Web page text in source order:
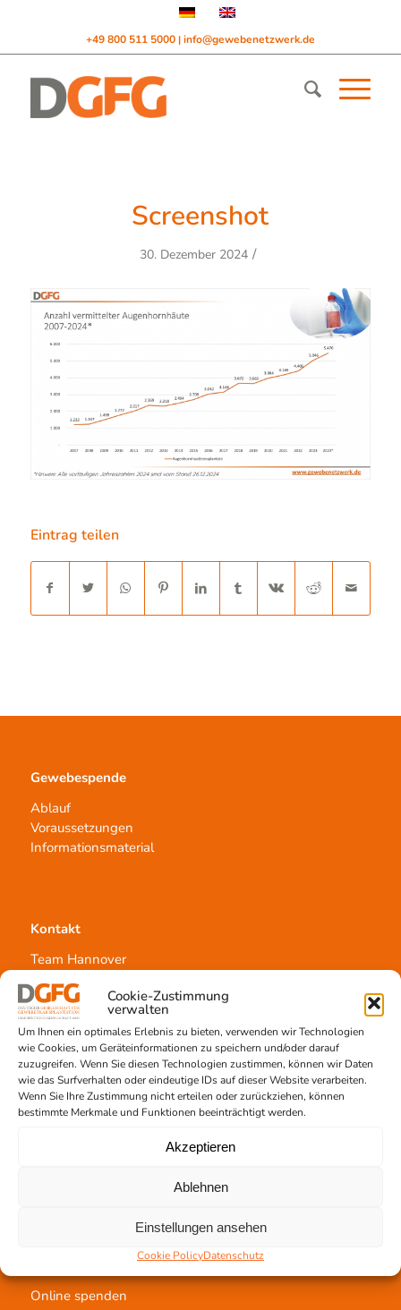
Cookie-Zustimmung
verwalten
Um Ihnen ein optimales Erlebnis zu bieten, verwenden wir Technologien
wie Cookies, um Geräteinformationen zu speichern und/oder darauf
zuzugreifen. Wenn Sie diesen Technologien zustimmen, können wir Daten
wie das Surfverhalten oder eindeutige IDs auf dieser Website verarbeiten.
Wenn Sie Ihre Zustimmung nicht erteilen oder zurückziehen, können
bestimmte Merkmale und Funktionen beeinträchtigt werden.
Akzeptieren
Ablehnen
Einstellungen ansehen
Cookie PolicyDatenschutz
+49 800 511 5000 | info@gewebenetzwerk.de
Screenshot
30. Dezember 2024 /
Eintrag teilen
Gewebespende
Ablauf
Voraussetzungen
Informationsmaterial
Kontakt
Team Hannover
Spendestandorte
Vermittlungsstelle
Gewebetransplantation
Jetzt untertstützen!
Online spenden